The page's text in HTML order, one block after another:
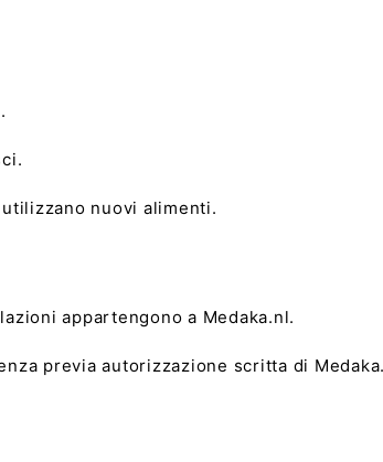
nuovi alimenti.
appartengono a Medaka.nl.
previa autorizzazione scritta di